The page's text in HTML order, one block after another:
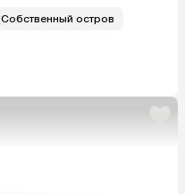
Собственный остров